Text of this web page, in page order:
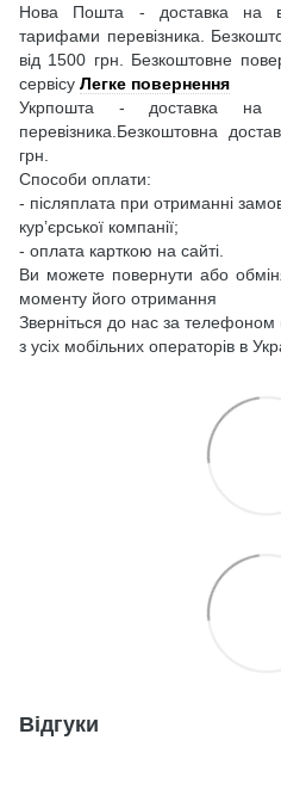
Нова Пошта - доставка на
тарифами перевізника.
від 1500 грн. Безкоштовне
сервісу Легке повернення
Укрпошта - доставка на
перевізника.Безкоштовна
грн.
Способи оплати:
- післяплата при отриманні
кур’єрської компанії;
- оплата карткою на сайті.
Ви можете повернути або
моменту його отримання
Зверніться до нас за
з усіх мобільних операторів в
Відгуки